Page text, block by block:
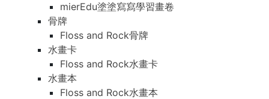
mierEdu塗塗寫寫學習畫卷
骨牌
Floss and Rock骨牌
水畫卡
Floss and Rock水畫卡
水畫本
Floss and Rock水畫本